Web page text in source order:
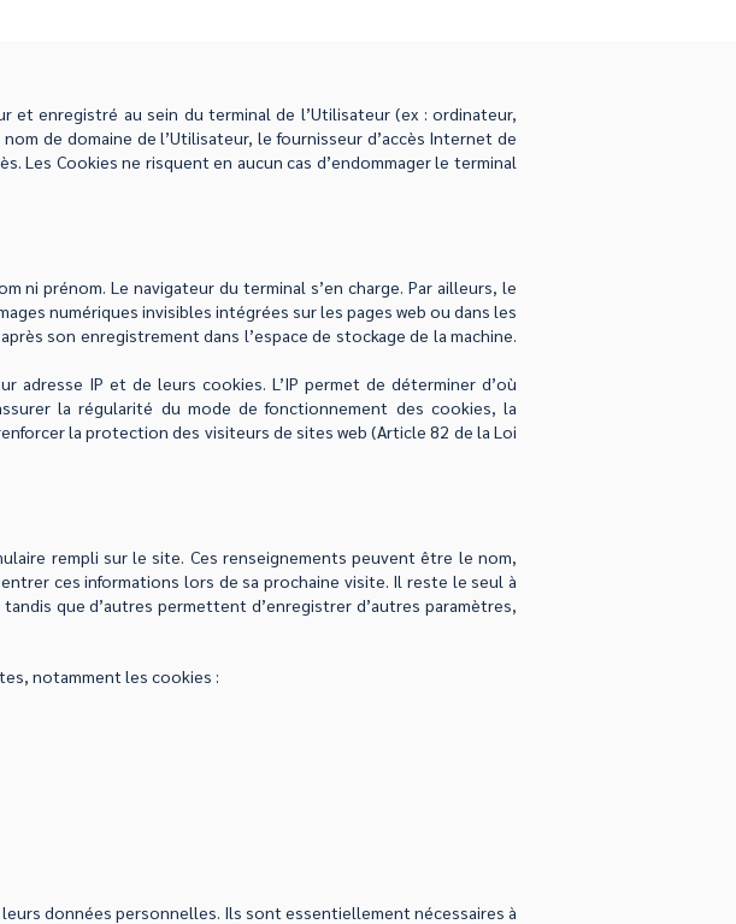
et enregistré au sein du terminal de l’Utilisateur (ex : ordinateur,
de domaine de l’Utilisateur, le fournisseur d’accès Internet de
Les Cookies ne risquent en aucun cas d’endommager le terminal
ni prénom. Le navigateur du terminal s’en charge. Par ailleurs, le
numériques invisibles intégrées sur les pages web ou dans les
son enregistrement dans l’espace de stockage de la machine.
IP et de leurs cookies. L’IP permet de déterminer d’où
la régularité du mode de fonctionnement des cookies, la
la protection des visiteurs de sites web (Article 82 de la Loi
rempli sur le site. Ces renseignements peuvent être le nom,
ces informations lors de sa prochaine visite. Il reste le seul à
que d’autres permettent d’enregistrer d’autres paramètres,
notamment les cookies :
données personnelles. Ils sont essentiellement nécessaires à